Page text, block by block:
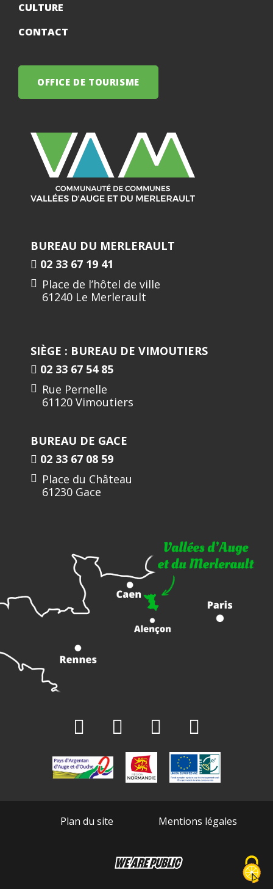
CULTURE
CONTACT
OFFICE DE TOURISME
BUREAU DU MERLERAULT
02 33 67 19 41
Place de l’hôtel de ville
61240 Le Merlerault
SIÈGE : BUREAU DE VIMOUTIERS
02 33 67 54 85
Rue Pernelle
61120 Vimoutiers
BUREAU DE GACE
02 33 67 08 59
Place du Château
61230 Gace
Plan du site Mentions légales